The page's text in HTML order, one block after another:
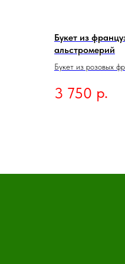
Букет из
альстромерий
Букет из розовых
любви, нежности и
подойдет для
3 750 р.